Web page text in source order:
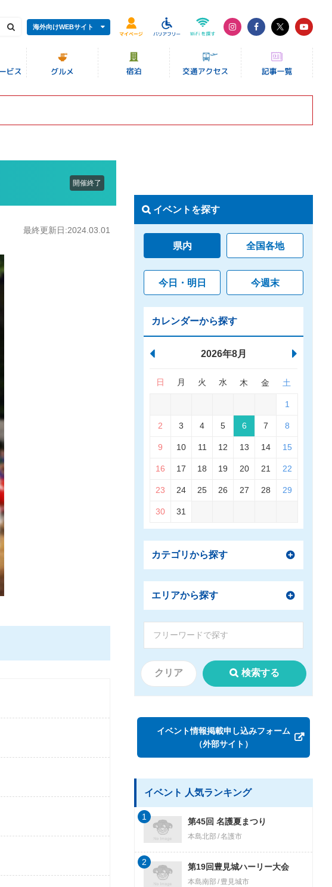
海外向けWEBサイト
開催終了
最終更新日:2024.03.01
イベントを探す
県内 全国各地
今日・明日 今週末
カレンダーから探す
2026年8月
日 月 火 水 木 金 土
1
2 3 4 5 6 7 8
9 10 11 12 13 14 15
16 17 18 19 20 21 22
23 24 25 26 27 28 29
30 31
カテゴリから探す
エリアから探す
クリア 検索する
イベント情報掲載申し込みフォーム
（外部サイト）
イベント 人気ランキング
第45回 名護夏まつり
本島北部 名護市
1
第19回豊見城ハーリー大会
本島南部 豊見城市
2